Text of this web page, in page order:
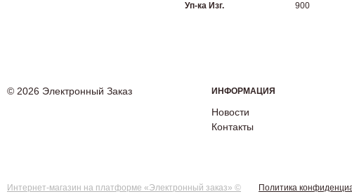
Уп-ка Изг.
900
© 2026 Электронный Заказ ИНФОРМАЦИЯ
Новости
Контакты
Интернет-магазин на платформе «Электронный заказ» © Политика